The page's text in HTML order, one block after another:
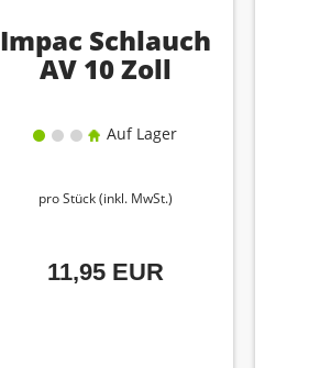
Impac Schlauch
AV 10 Zoll
Auf Lager
pro Stück (inkl. MwSt.)
11,95 EUR